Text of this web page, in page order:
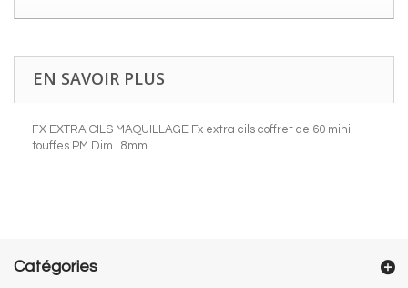
EN SAVOIR PLUS
FX EXTRA CILS MAQUILLAGE Fx extra cils coffret de 60 mini
touffes PM Dim : 8mm
Catégories